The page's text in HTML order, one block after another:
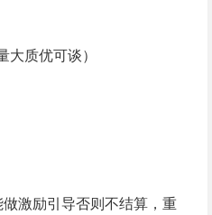
质优可谈）
激励引导否则不结算，重